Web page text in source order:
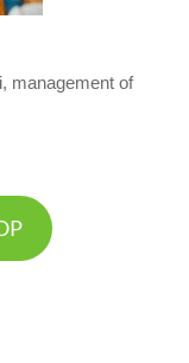
management of